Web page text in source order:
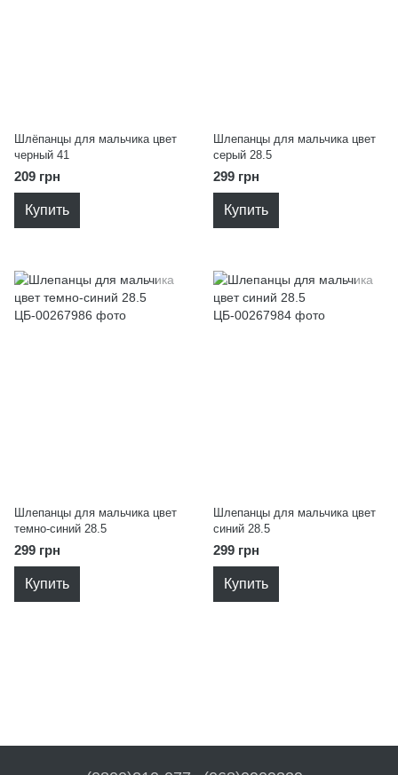
Шлёпанцы для мальчика цвет
черный 41
209 грн
Купить
Шлепанцы для мальчика цвет
серый 28.5
299 грн
Купить
Шлепанцы для мальчика цвет
темно-синий 28.5
299 грн
Купить
Шлепанцы для мальчика цвет
синий 28.5
299 грн
Купить